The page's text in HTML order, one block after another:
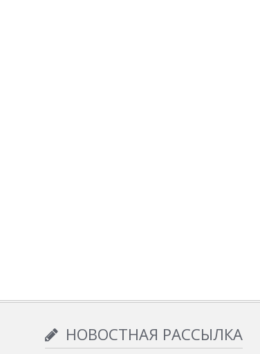
НОВОСТНАЯ РАССЫЛКА